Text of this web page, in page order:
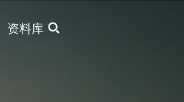
X
资料库